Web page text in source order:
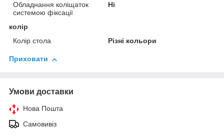
Обладнання коліщаток
системою фіксації
Ні
колір
Колір стола
Різні кольори
Приховати
Умови доставки
Нова Пошта
Самовивіз